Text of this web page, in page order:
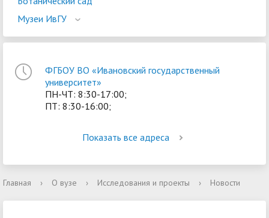
Музеи ИвГУ
ФГБОУ ВО «Ивановский государственный
университет»
ПН-ЧТ: 8:30-17:00;
ПТ: 8:30-16:00;
Показать все адреса
Главная › О вузе › Исследования и проекты › Новости